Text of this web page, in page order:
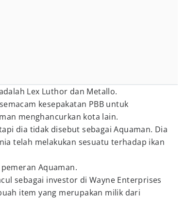
Lex Luthor dan Metallo.
kesepakatan PBB untuk
menghancurkan kota lain.
dia tidak disebut sebagai Aquaman. Dia
telah melakukan sesuatu terhadap ikan
Aquaman.
sebagai investor di Wayne Enterprises
item yang merupakan milik dari